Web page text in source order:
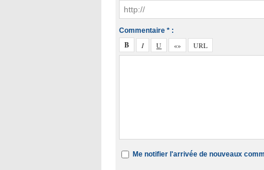
Commentaire * :
Me notifier l'arrivée de nouveaux